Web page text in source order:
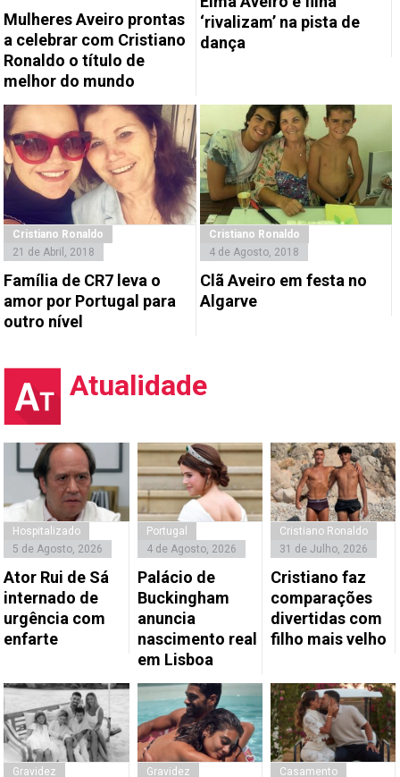
Mulheres Aveiro prontas
a celebrar com Cristiano
Ronaldo o título de
melhor do mundo
‘rivalizam’ na pista de
dança
Cristiano Ronaldo
21 de Abril, 2018
Família de CR7 leva o
amor por Portugal para
outro nível
Cristiano Ronaldo
4 de Agosto, 2018
Clã Aveiro em festa no
Algarve
Atualidade
Hospitalizado
5 de Agosto, 2026
Ator Rui de Sá
internado de
urgência com
enfarte
Portugal
4 de Agosto, 2026
Palácio de
Buckingham
anuncia
nascimento real
em Lisboa
Cristiano Ronaldo
31 de Julho, 2026
Cristiano faz
comparações
divertidas com
filho mais velho
Gravidez Gravidez Casamento